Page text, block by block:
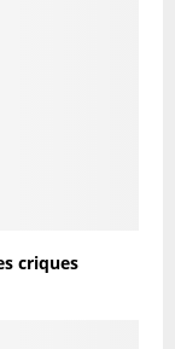
criques